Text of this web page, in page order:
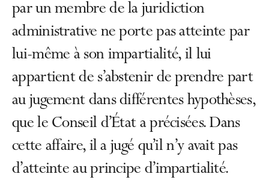
par un membre de la juridiction
administrative ne porte pas atteinte par
lui-même à son impartialité, il lui
appartient de s’abstenir de prendre part
au jugement dans différentes hypothèses,
que le Conseil d’État a précisées. Dans
cette affaire, il a jugé qu’il n’y avait pas
d’atteinte au principe d’impartialité.